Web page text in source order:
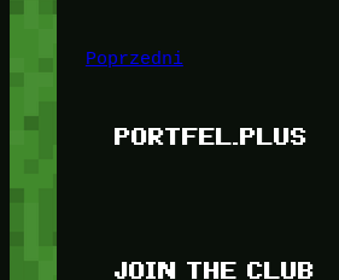
Poprzedni
PORTFEL.PLUS
JOIN THE CLUB